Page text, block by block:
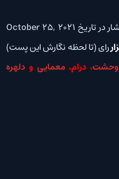
این سریال توانست پس از انتشار در تاریخ October 25, 2021
رای (تا لحظه نگارش این پست)
وحشت، درام،معمایی و دلهره